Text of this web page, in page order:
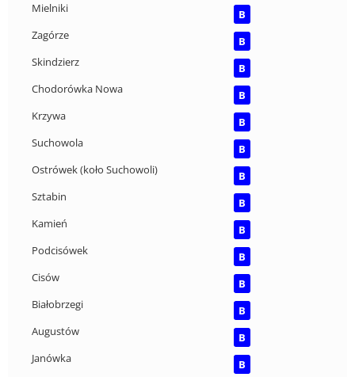
Mielniki
B
Zagórze
B
Skindzierz
B
Chodorówka Nowa
B
Krzywa
B
Suchowola
B
Ostrówek (koło Suchowoli)
B
Sztabin
B
Kamień
B
Podcisówek
B
Cisów
B
Białobrzegi
B
Augustów
B
Janówka
B